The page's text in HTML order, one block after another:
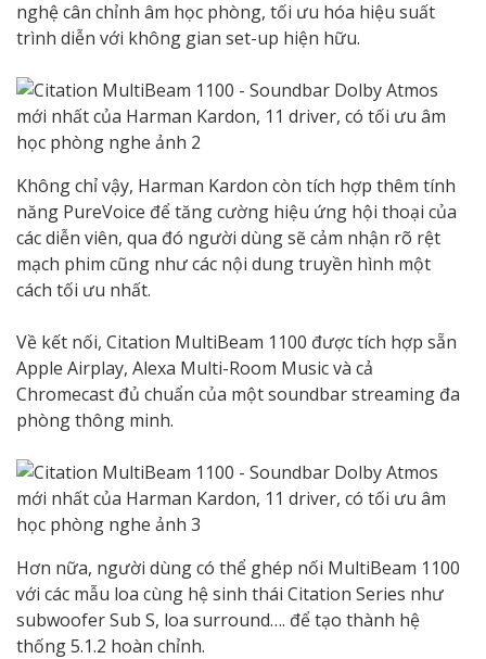
nghệ cân chỉnh âm học phòng, tối ưu hóa hiệu suất
trình diễn với không gian set-up hiện hữu.
Không chỉ vậy, Harman Kardon còn tích hợp thêm tính
năng PureVoice để tăng cường hiệu ứng hội thoại của
các diễn viên, qua đó người dùng sẽ cảm nhận rõ rệt
mạch phim cũng như các nội dung truyền hình một
cách tối ưu nhất.
Về kết nối, Citation MultiBeam 1100 được tích hợp sẵn
Apple Airplay, Alexa Multi-Room Music và cả
Chromecast đủ chuẩn của một soundbar streaming đa
phòng thông minh.
Hơn nữa, người dùng có thể ghép nối MultiBeam 1100
với các mẫu loa cùng hệ sinh thái Citation Series như
subwoofer Sub S, loa surround…. để tạo thành hệ
thống 5.1.2 hoàn chỉnh.